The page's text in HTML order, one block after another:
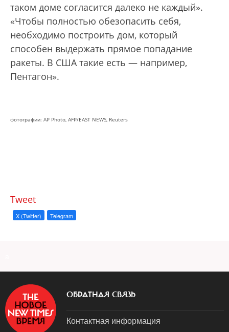
таком доме согласится далеко не каждый».
«Чтобы полностью обезопасить себя,
необходимо построить дом, который
способен выдержать прямое попадание
ракеты. В США такие есть — например,
Пентагон».
фотографии: AP Photo, AFP/EAST NEWS, Reuters
Tweet
X (Twitter) Telegram
ОБРАТНАЯ СВЯЗЬ
Контактная информация